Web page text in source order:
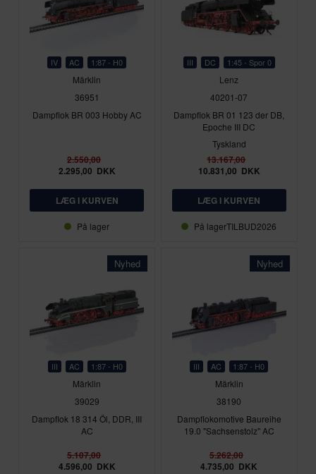
IV AC 1:87 - H0
Märklin
36951
Dampflok BR 003 Hobby AC
2.550,00
2.295,00 DKK
På lager
III DC 1:45 - Spor 0
Lenz
40201-07
Dampflok BR 01 123 der DB,
Epoche III DC
Tyskland
13.167,00
10.831,00 DKK
På lagerTILBUD2026
Nyhed
III AC 1:87 - H0
Märklin
39029
Dampflok 18 314 Öl, DDR, III
AC
5.107,00
4.596,00 DKK
Nyhed
III AC 1:87 - H0
Märklin
38190
Dampflokomotive Baureihe
19.0 "Sachsenstolz" AC
5.262,00
4.735,00 DKK